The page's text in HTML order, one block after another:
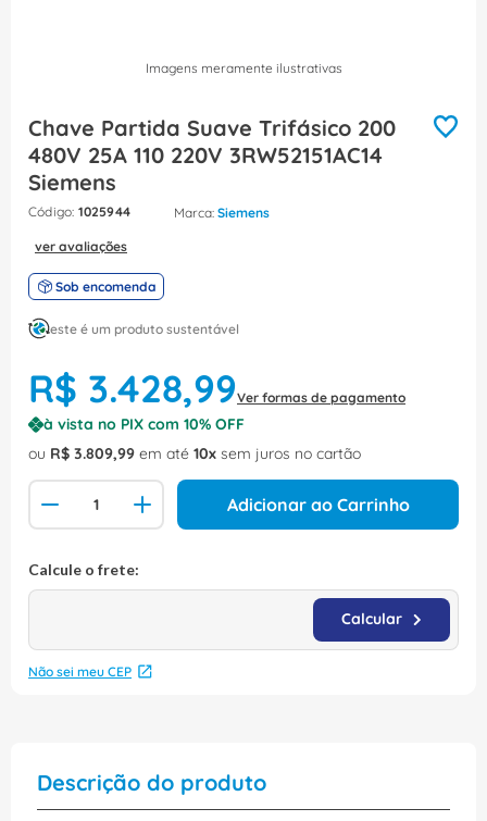
Imagens meramente ilustrativas
Chave Partida Suave Trifásico 200
480V 25A 110 220V 3RW52151AC14
Siemens
: 1025944 Siemens
ver avaliações
Sob encomenda
este é um produto sustentável
R$ 3.428,99Ver formas de pagamento
à vista no PIX com 10% OFF
ou R$ 3.809,99 em até 10 sem juros no cartão
Adicionar ao Carrinho
Não sei meu CEP
Descrição do produto